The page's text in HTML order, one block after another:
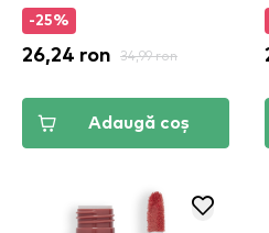
-25%
26,24 ron 34,99 ron
Adaugă coș